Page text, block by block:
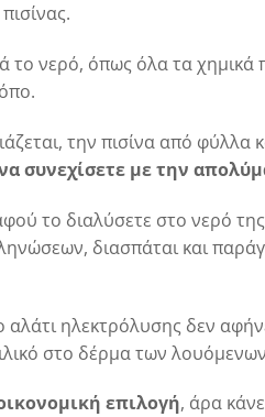
το νερό, όπως όλα τα χημικά
την πισίνα από φύλλα
συνεχίσετε με την
το διαλύσετε στο νερό της
διασπάται και
ηλεκτρόλυσης δεν
στο δέρμα των
επιλογή, άρα